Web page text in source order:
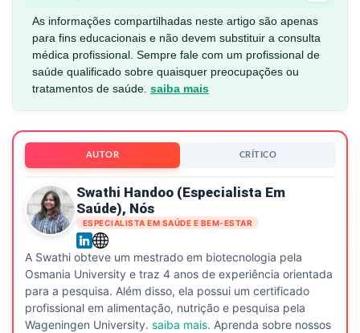
As informações compartilhadas neste artigo são apenas
para fins educacionais e não devem substituir a consulta
médica profissional. Sempre fale com um profissional de
saúde qualificado sobre quaisquer preocupações ou
tratamentos de saúde. saiba mais
AUTOR CRÍTICO
Swathi Handoo (especialista Em
Saúde), Nós
ESPECIALISTA EM SAÚDE E BEM-ESTAR
A Swathi obteve um mestrado em biotecnologia pela
Osmania University e traz 4 anos de experiência orientada
para a pesquisa. Além disso, ela possui um certificado
profissional em alimentação, nutrição e pesquisa pela
Wageningen University. saiba mais. Aprenda sobre nossos